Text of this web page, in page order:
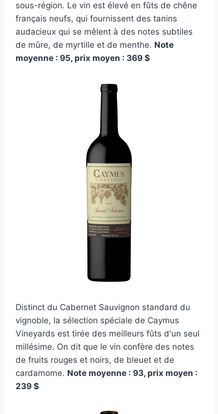
sous-région. Le vin est élevé en fûts de chêne
français neufs, qui fournissent des tanins
audacieux qui se mêlent à des notes subtiles
de mûre, de myrtille et de menthe. Note
moyenne : 95, prix moyen : 369 $
Distinct du Cabernet Sauvignon standard du
vignoble, la sélection spéciale de Caymus
Vineyards est tirée des meilleurs fûts d'un seul
millésime. On dit que le vin confère des notes
de fruits rouges et noirs, de bleuet et de
cardamome. Note moyenne : 93, prix moyen :
239 $